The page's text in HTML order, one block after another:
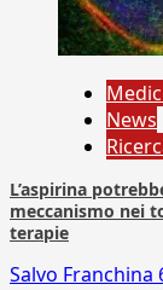
News
L’aspirina
meccanismo nei
terapie
Salvo Franchina